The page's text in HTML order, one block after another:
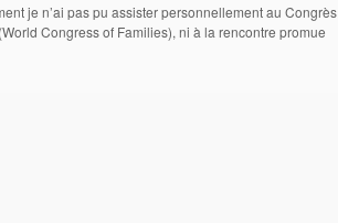
je n’ai pas pu assister personnellement au Congrès
Congress of Families), ni à la rencontre promue